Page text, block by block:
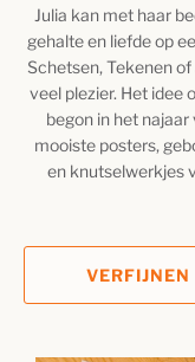
Julia kan met haar
gehalte en liefde op
Schetsen, Tekenen
veel plezier. Het idee
begon in het
mooiste posters,
en knutselwerkjes
VERFIJNEN